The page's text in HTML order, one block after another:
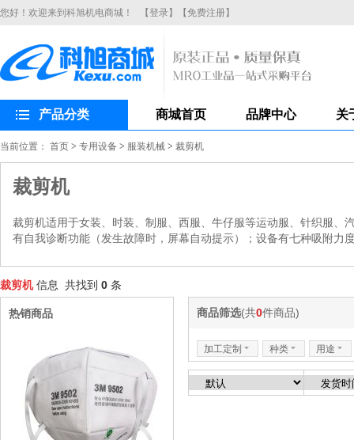
您好！欢迎来到科旭机电商城！ 【登录】 【免费注册】
产品分类 商城首页 品牌中心 关
当前位置： 首页 > 专用设备 > 服装机械 > 裁剪机
裁剪机
裁剪机适用于女装、时装、制服、西服、牛仔服等运动服、针织服
有自我诊断功能（发生故障时，屏幕自动提示）；设备有七种吸附
裁剪机信息 共找到 0 条
商品筛选(共0件商品)
加工定制 6 种类 6 用途 6
热销商品